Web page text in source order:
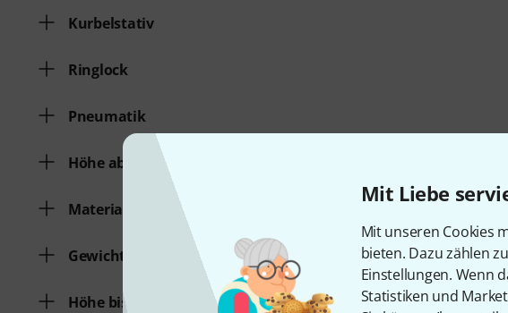
Mit Liebe
Mit unseren Cookies
bieten. Dazu zählen
Einstellungen. Wenn
Statistiken und
Kurbelstativ
Ringlock
Pneumatik
Höhe ab
Material
Gewicht/pro Stange
Höhe bis